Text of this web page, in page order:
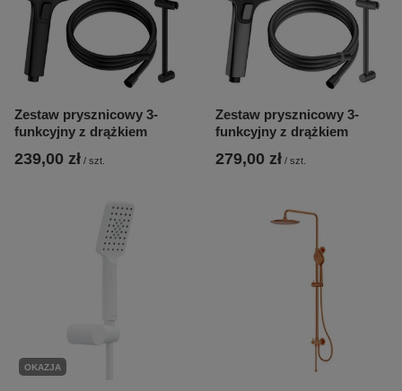
Zestaw prysznicowy 3-
funkcyjny z drążkiem
239,00 zł / szt.
Zestaw prysznicowy 3-
funkcyjny z drążkiem
279,00 zł / szt.
OKAZJA